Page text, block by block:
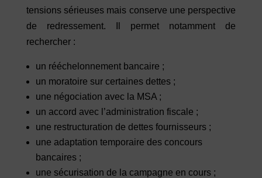
tensions sérieuses mais conserve une perspective
de redressement. Il permet notamment de
rechercher :
un rééchelonnement bancaire ;
un moratoire sur certaines dettes ;
une négociation avec la MSA ;
un accord avec l’administration fiscale ;
une restructuration de dettes fournisseurs ;
une adaptation temporaire des concours
bancaires ;
une sécurisation de la campagne en cours ;